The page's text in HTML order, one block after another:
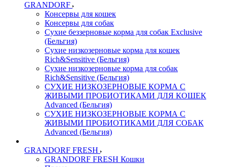
GRANDORF
Консервы для кошек
Консервы для собак
Сухие беззерновые корма для собак Exclusive
(Бельгия)
Сухие низкозерновые корма для кошек
Rich&Sensitive (Бельгия)
Сухие низкозерновые корма для собак
Rich&Sensitive (Бельгия)
СУХИЕ НИЗКОЗЕРНОВЫЕ КОРМА С
ЖИВЫМИ ПРОБИОТИКАМИ ДЛЯ КОШЕК
Advanced (Бельгия)
СУХИЕ НИЗКОЗЕРНОВЫЕ КОРМА С
ЖИВЫМИ ПРОБИОТИКАМИ ДЛЯ СОБАК
Advanced (Бельгия)
GRANDORF FRESH
GRANDORF FRESH Кошки